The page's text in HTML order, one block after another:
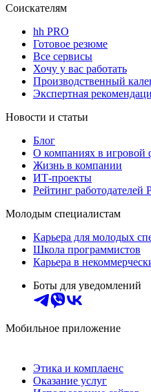
Соискателям
hh PRO
Готовое резюме
Все сервисы
Хочу у вас работать
Производственный
Экспертная
Новости и статьи
Блог
О компаниях в игровой
Жизнь в компании
ИТ-проекты
Рейтинг работодателей
Молодым специалистам
Карьера для молодых
Школа программистов
Карьера в
Боты для уведомлений
Мобильное приложение
Этика и комплаенс
Оказание услуг